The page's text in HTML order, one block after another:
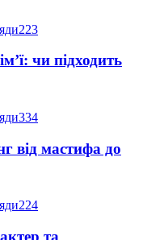
223
чи підходить
334
від мастифа до
224
та